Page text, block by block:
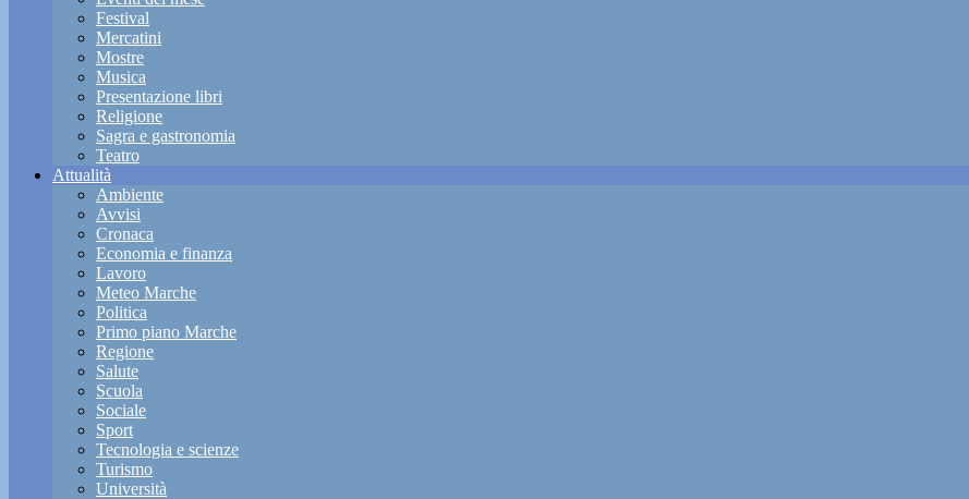
Festival
Mercatini
Mostre
Musica
Presentazione libri
Religione
Sagra e gastronomia
Teatro
Attualità
Ambiente
Avvisi
Cronaca
Economia e finanza
Lavoro
Meteo Marche
Politica
Primo piano Marche
Regione
Salute
Scuola
Sociale
Sport
Tecnologia e scienze
Turismo
Università